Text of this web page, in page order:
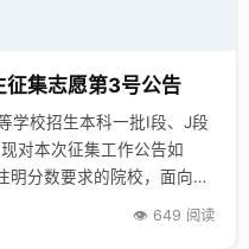
集志愿第3号公告
对本次征集工作公告如
20分）的考生征集；备注
👁️ 649 阅读